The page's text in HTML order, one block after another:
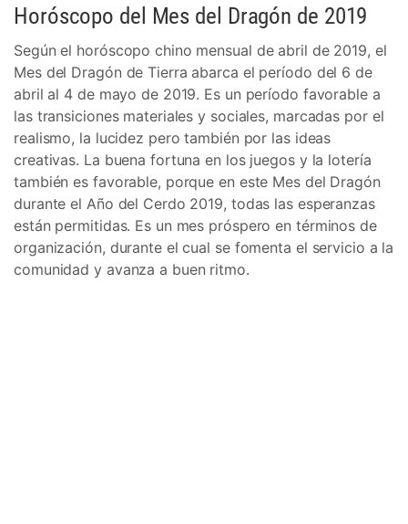
Horóscopo del Mes del Dragón de 2019
Según el horóscopo chino mensual de abril de 2019, el
Mes del Dragón de Tierra abarca el período del 6 de
abril al 4 de mayo de 2019. Es un período favorable a
las transiciones materiales y sociales, marcadas por el
realismo, la lucidez pero también por las ideas
creativas. La buena fortuna en los juegos y la lotería
también es favorable, porque en este Mes del Dragón
durante el Año del Cerdo 2019, todas las esperanzas
están permitidas. Es un mes próspero en términos de
organización, durante el cual se fomenta el servicio a la
comunidad y avanza a buen ritmo.